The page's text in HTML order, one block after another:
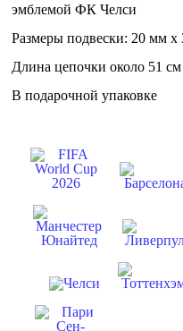
эмблемой ФК Челси
Размеры подвески: 20 мм х
Длина цепочки около 51 см
В подарочной упаковке